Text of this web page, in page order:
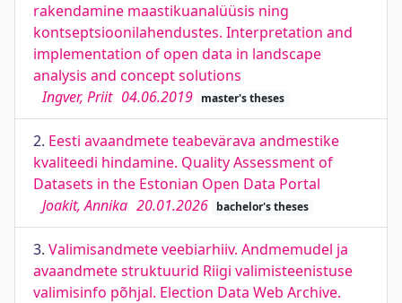
rakendamine maastikuanalüüsis ning
kontseptsioonilahendustes. Interpretation and
implementation of open data in landscape
analysis and concept solutions
Ingver, Priit 04.06.2019 master's theses
2. Eesti avaandmete teabevärava andmestike
kvaliteedi hindamine. Quality Assessment of
Datasets in the Estonian Open Data Portal
Joakit, Annika 20.01.2026 bachelor's theses
3. Valimisandmete veebiarhiiv. Andmemudel ja
avaandmete struktuurid Riigi valimisteenistuse
valimisinfo põhjal. Election Data Web Archive.